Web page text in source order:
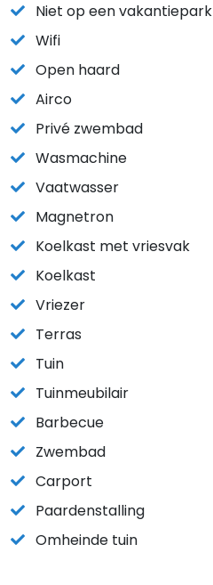
Niet op een vakantiepark
Wifi
Open haard
Airco
Privé zwembad
Wasmachine
Vaatwasser
Magnetron
Koelkast met vriesvak
Koelkast
Vriezer
Terras
Tuin
Tuinmeubilair
Barbecue
Zwembad
Carport
Paardenstalling
Omheinde tuin